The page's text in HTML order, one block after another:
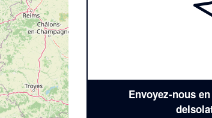
Envoyez-nous